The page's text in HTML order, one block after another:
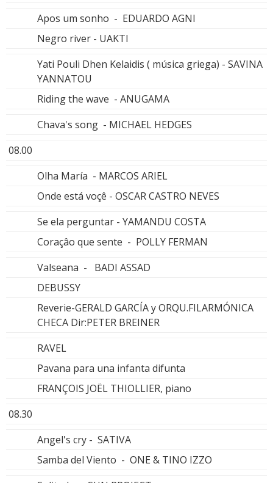
Apos um sonho - EDUARDO AGNI
Negro river - UAKTI
Yati Pouli Dhen Kelaidis ( música griega) - SAVINA
YANNATOU
Riding the wave - ANUGAMA
Chava's song - MICHAEL HEDGES
08.00
Olha María - MARCOS ARIEL
Onde está voçê - OSCAR CASTRO NEVES
Se ela perguntar - YAMANDU COSTA
Coraçâo que sente - POLLY FERMAN
Valseana - BADI ASSAD
DEBUSSY
Reverie-GERALD GARCÍA y ORQU.FILARMÓNICA
CHECA Dir:PETER BREINER
RAVEL
Pavana para una infanta difunta
FRANÇOIS JOËL THIOLLIER, piano
08.30
Angel's cry - SATIVA
Samba del Viento - ONE & TINO IZZO